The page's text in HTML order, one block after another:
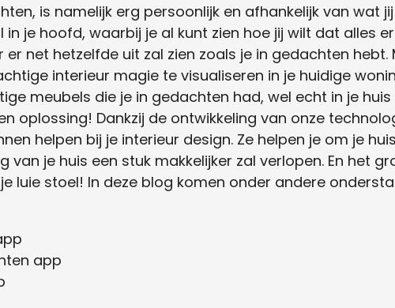
is namelijk erg persoonlijk en afhankelijk van wat
je hoofd, waarbij je al kunt zien hoe jij wilt dat alles
er net hetzelfde uit zal zien zoals je in gedachten
interieur magie te visualiseren in je huidige
meubels die je in gedachten had, wel echt in je huis
oplossing! Dankzij de ontwikkeling van onze
helpen bij je interieur design. Ze helpen je om je
van je huis een stuk makkelijker zal verlopen. En het
luie stoel! In deze blog komen onder andere
app